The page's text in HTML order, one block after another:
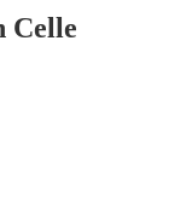
Celle